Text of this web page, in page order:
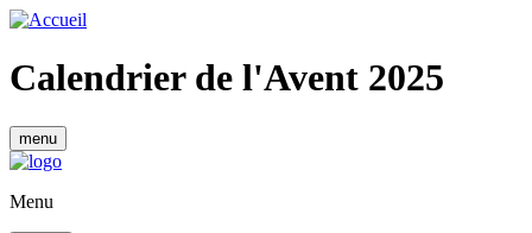
Aller
contenu
principal
Calendrier de l'Avent 2025
menu
Menu